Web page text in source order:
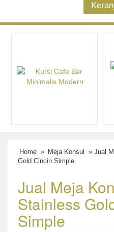
Home » Meja Konsul
» Jual
Gold Cincin Simple
Jual Meja
Stainless
Simple